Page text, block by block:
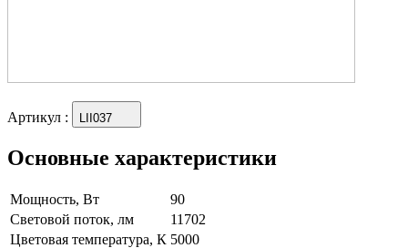
Артикул : LII037
Основные характеристики
Мощность, Вт
90
Световой поток, лм
11702
Цветовая температура, К 5000